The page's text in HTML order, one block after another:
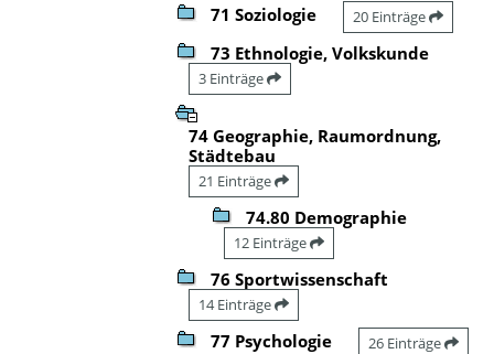
71 Soziologie 20 Einträge
73 Ethnologie, Volkskunde
3 Einträge
74 Geographie, Raumordnung,
Städtebau
21 Einträge
74.80 Demographie
12 Einträge
76 Sportwissenschaft
14 Einträge
77 Psychologie 26 Einträge